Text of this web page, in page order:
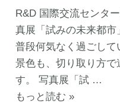
型
軽
商
用
BEV
試
南
港
北
中
学
校
R&D 国際交流センタ
真展「試みの未来都市
普段何気なく過ごし
景色も、切り取り方で
す。 写真展「試 …
【1
もっと読む »